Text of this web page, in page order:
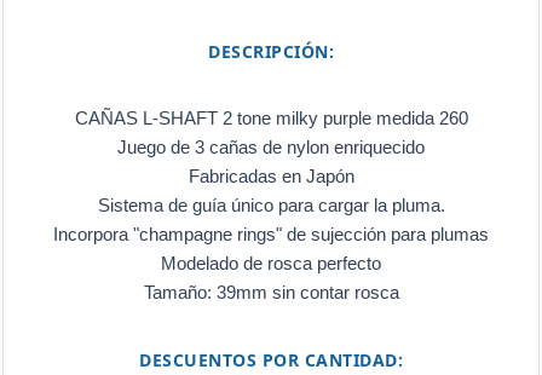
DESCRIPCIÓN:
CAÑAS L-SHAFT 2 tone milky purple medida 260
Juego de 3 cañas de nylon enriquecido
Fabricadas en Japón
Sistema de guía único para cargar la pluma.
Incorpora "champagne rings" de sujección para plumas
Modelado de rosca perfecto
Tamaño: 39mm sin contar rosca
DESCUENTOS POR CANTIDAD: